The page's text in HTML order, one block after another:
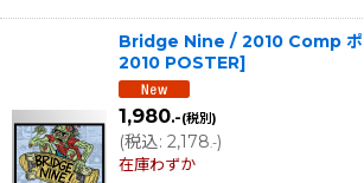
Bridge Nine / 2010 Comp ポ
2010 POSTER]
1,980.-(税別)
(税込: 2,178.-)
在庫わずか